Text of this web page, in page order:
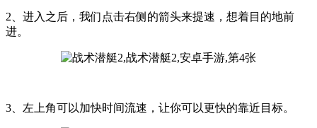
2、进入之后，我们点击右侧的箭头来提速，想着目的地前
进。
3、左上角可以加快时间流速，让你可以更快的靠近目标。